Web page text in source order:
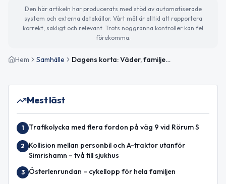
Den här artikeln har producerats med stöd av automatiserade
system och externa datakällor. Vårt mål är alltid att rapportera
korrekt, sakligt och relevant. Trots noggranna kontroller kan fel
förekomma.
Hem Samhälle Dagens korta: Väder, familjeaktiviteter och snabba världsnyheter
Mest läst
1 Trafikolycka med flera fordon på väg 9 vid Rörum S
2
Kollision mellan personbil och A-traktor utanför
Simrishamn – två till sjukhus
3 Österlenrundan – cykellopp för hela familjen